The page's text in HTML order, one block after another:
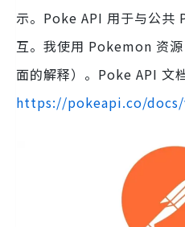
示。Poke API 用于与公共
互。我使用 Pokemon 资
面的解释）。Poke API 文
https://pokeapi.co/